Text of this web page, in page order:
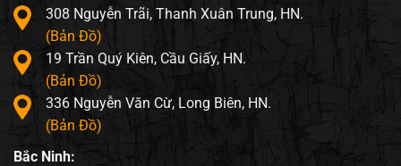
308 Nguyễn Trãi, Thanh Xuân Trung, HN.
(Bản Đồ)
19 Trần Quý Kiên, Cầu Giấy, HN.
(Bản Đồ)
336 Nguyễn Văn Cừ, Long Biên, HN.
(Bản Đồ)
Bắc Ninh: